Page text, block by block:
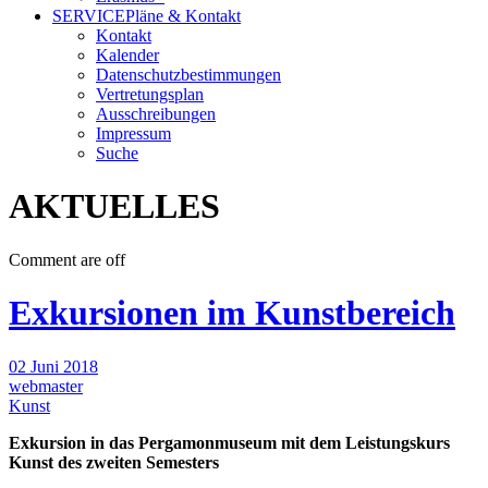
SERVICEPläne & Kontakt
Kontakt
Kalender
Datenschutzbestimmungen
Vertretungsplan
Ausschreibungen
Impressum
Suche
AKTUELLES
Comment are off
Exkursionen im Kunstbereich
02 Juni 2018
webmaster
Kunst
Exkursion in das Pergamonmuseum mit dem Leistungskurs
Kunst des zweiten Semesters